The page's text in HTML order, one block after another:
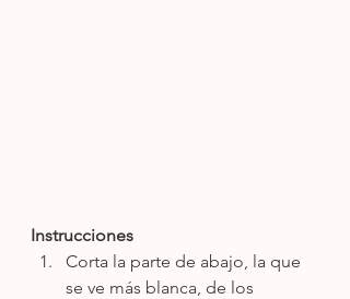
Instrucciones
Corta la parte de abajo, la que
se ve más blanca, de los